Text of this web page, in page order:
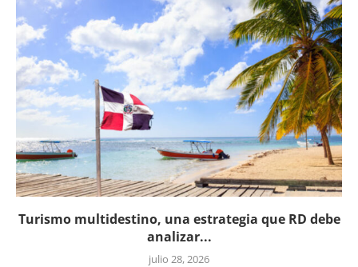
Turismo multidestino, una estrategia que RD debe
analizar...
julio 28, 2026